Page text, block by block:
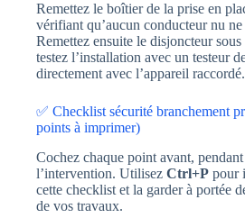
Remettez le boîtier de la prise en
vérifiant qu’aucun conducteur nu ne
Remettez ensuite le disjoncteur sous
testez l’installation avec un testeur
directement avec l’appareil raccordé.
✅ Checklist sécurité branchement
points à imprimer)
Cochez chaque point avant, pendant
l’intervention. Utilisez Ctrl+P pour
cette checklist et la garder à portée
de vos travaux.